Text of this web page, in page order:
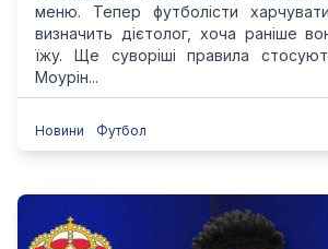
меню. Тепер футболісти
визначить дієтолог, хоча раніше
їжу. Ще суворіші правила
Моурін...
Новини Футбол